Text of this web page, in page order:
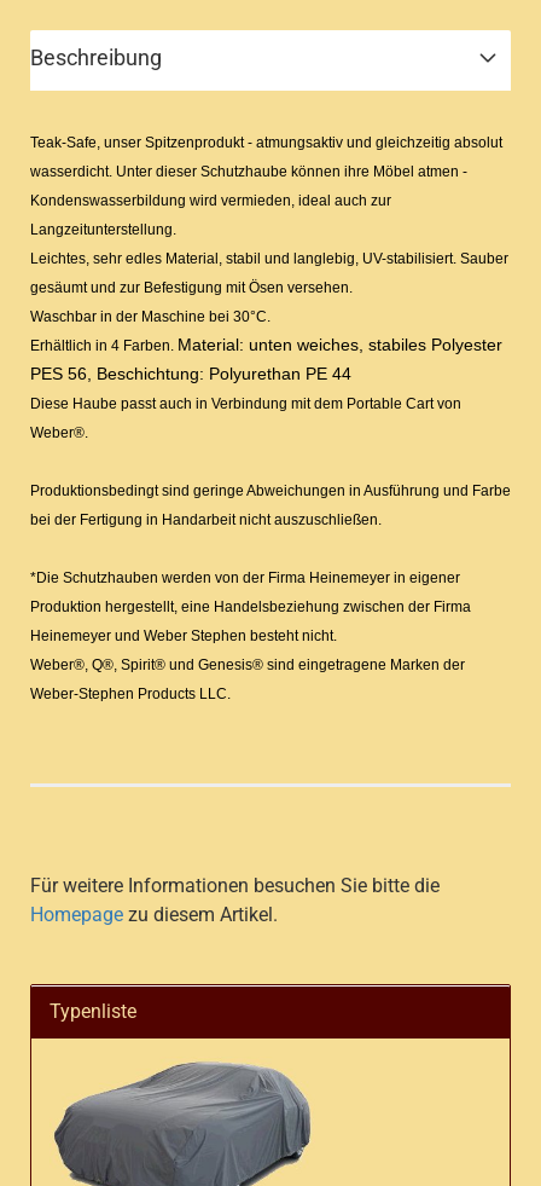
Beschreibung
Teak-Safe, unser Spitzenprodukt - atmungsaktiv und gleichzeitig absolut
wasserdicht. Unter dieser Schutzhaube können ihre Möbel atmen -
Kondenswasserbildung wird vermieden, ideal auch zur
Langzeitunterstellung.
Leichtes, sehr edles Material, stabil und langlebig, UV-stabilisiert. Sauber
gesäumt und zur Befestigung mit Ösen versehen.
Waschbar in der Maschine bei 30°C.
Erhältlich in 4 Farben. Material: unten weiches, stabiles Polyester
PES 56, Beschichtung: Polyurethan PE 44
Diese Haube passt auch in Verbindung mit dem Portable Cart von
Weber®.
Produktionsbedingt sind geringe Abweichungen in Ausführung und Farbe
bei der Fertigung in Handarbeit nicht auszuschließen.
*Die Schutzhauben werden von der Firma Heinemeyer in eigener
Produktion hergestellt, eine Handelsbeziehung zwischen der Firma
Heinemeyer und Weber Stephen besteht nicht.
Weber®, Q®, Spirit® und Genesis® sind eingetragene Marken der
Weber-Stephen Products LLC.
Für weitere Informationen besuchen Sie bitte die
Homepage zu diesem Artikel.
Typenliste